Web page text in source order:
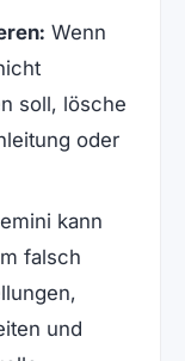
Wenn
soll, lösche
oder
kann
falsch
und